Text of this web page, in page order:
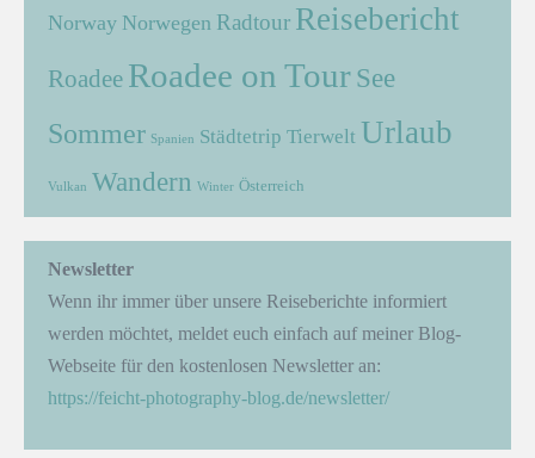
Norway Norwegen Radtour Reisebericht
Roadee Roadee on Tour See
Sommer Spanien Städtetrip Tierwelt Urlaub
Vulkan Wandern Winter Österreich
Newsletter
Wenn ihr immer über unsere Reiseberichte informiert
werden möchtet, meldet euch einfach auf meiner Blog-
Webseite für den kostenlosen Newsletter an:
https://feicht-photography-blog.de/newsletter/